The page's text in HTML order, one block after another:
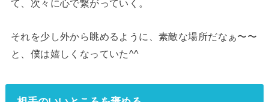
て、次々に心で繋がっていく。
それを少し外から眺めるように、素敵な場所だなぁ〜〜
と、僕は嬉しくなっていた^^